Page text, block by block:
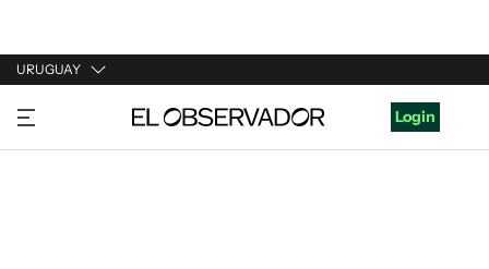
URUGUAY
URUGUAY
ARGENTINA
Login